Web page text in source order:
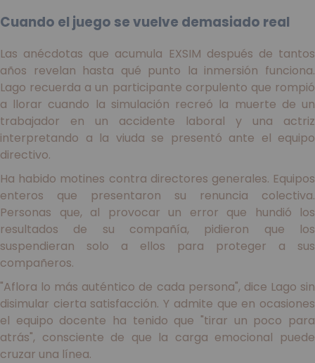
Cuando el juego se vuelve demasiado real
Las anécdotas que acumula EXSIM después de tantos
años revelan hasta qué punto la inmersión funciona.
Lago recuerda a un participante corpulento que rompió
a llorar cuando la simulación recreó la muerte de un
trabajador en un accidente laboral y una actriz
interpretando a la viuda se presentó ante el equipo
directivo.
Ha habido motines contra directores generales. Equipos
enteros que presentaron su renuncia colectiva.
Personas que, al provocar un error que hundió los
resultados de su compañía, pidieron que los
suspendieran solo a ellos para proteger a sus
compañeros.
"Aflora lo más auténtico de cada persona", dice Lago sin
disimular cierta satisfacción. Y admite que en ocasiones
el equipo docente ha tenido que "tirar un poco para
atrás", consciente de que la carga emocional puede
cruzar una línea.